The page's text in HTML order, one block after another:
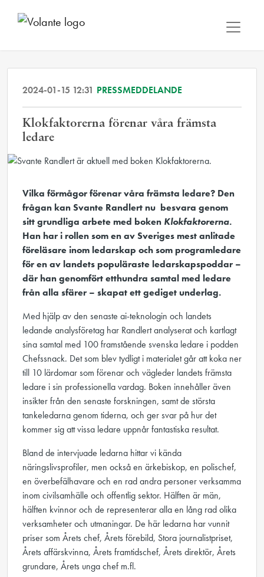
2024-01-15 12:31 PRESSMEDDELANDE
Klokfaktorerna förenar våra främsta
ledare
Vilka förmågor förenar våra främsta ledare? Den
frågan kan Svante Randlert nu besvara genom
sitt grundliga arbete med boken Klokfaktorerna.
Han har i rollen som en av Sveriges mest anlitade
föreläsare inom ledarskap och som programledare
för en av landets populäraste ledarskapspoddar –
där han genomfört etthundra samtal med ledare
från alla sfärer – skapat ett gediget underlag.
Med hjälp av den senaste ai-teknologin och landets
ledande analysföretag har Randlert analyserat och kartlagt
sina samtal med 100 framstående svenska ledare i podden
Chefssnack. Det som blev tydligt i materialet går att koka ner
till 10 lärdomar som förenar och vägleder landets främsta
ledare i sin professionella vardag. Boken innehåller även
insikter från den senaste forskningen, samt de största
tankeledarna genom tiderna, och ger svar på hur det
kommer sig att vissa ledare uppnår fantastiska resultat.
Bland de intervjuade ledarna hittar vi kända
näringslivsprofiler, men också en ärkebiskop, en polischef,
en överbefälhavare och en rad andra personer verksamma
inom civilsamhälle och offentlig sektor. Hälften är män,
hälften kvinnor och de representerar alla en lång rad olika
verksamheter och utmaningar. De här ledarna har vunnit
priser som Årets chef, Årets förebild, Stora journalistpriset,
Årets affärskvinna, Årets framtidschef, Årets direktör, Årets
grundare, Årets unga chef m.fl.